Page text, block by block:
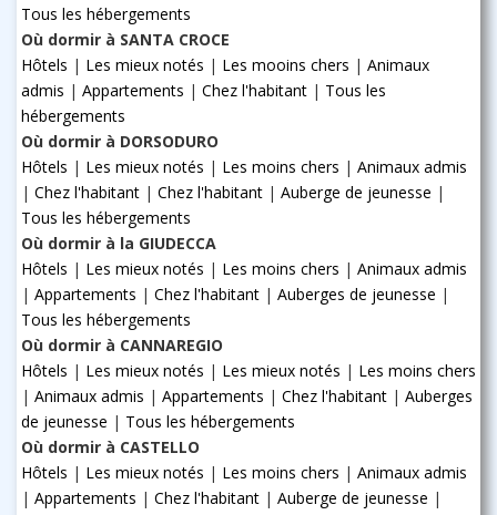
Tous les hébergements
Où dormir à SANTA CROCE
Hôtels | Les mieux notés | Les mooins chers | Animaux
admis | Appartements | Chez l'habitant | Tous les
hébergements
Où dormir à DORSODURO
Hôtels | Les mieux notés | Les moins chers | Animaux admis
| Chez l'habitant | Chez l'habitant | Auberge de jeunesse |
Tous les hébergements
Où dormir à la GIUDECCA
Hôtels | Les mieux notés | Les moins chers | Animaux admis
| Appartements | Chez l'habitant | Auberges de jeunesse |
Tous les hébergements
Où dormir à CANNAREGIO
Hôtels | Les mieux notés | Les mieux notés | Les moins chers
| Animaux admis | Appartements | Chez l'habitant | Auberges
de jeunesse | Tous les hébergements
Où dormir à CASTELLO
Hôtels | Les mieux notés | Les moins chers | Animaux admis
| Appartements | Chez l'habitant | Auberge de jeunesse |